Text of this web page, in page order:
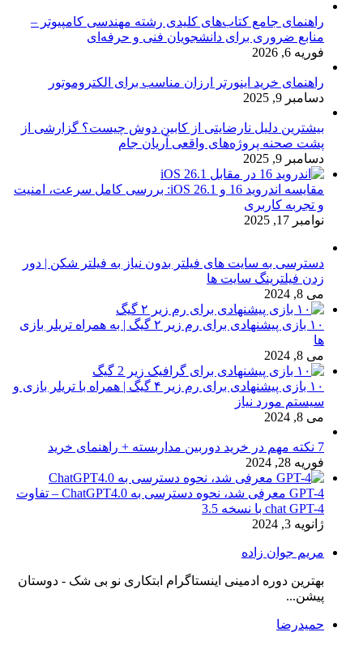
راهنمای جامع کتاب‌های کلیدی رشته مهندسی کامپیوتر –
منابع ضروری برای دانشجویان فنی و حرفه‌ای
فوریه 6, 2026
راهنمای خرید اینورتر ارزان مناسب برای الکتروموتور
دسامبر 9, 2025
بیشترین دلیل نارضایتی از کابین دوش چیست؟ گزارشی از
پشت صحنه پروژه‌های واقعی آریان جام
دسامبر 9, 2025
مقایسه اندروید 16 و iOS 26.1: بررسی کامل سرعت، امنیت
و تجربه کاربری
نوامبر 17, 2025
دسترسی به سایت های فیلتر بدون نیاز به فیلتر شکن | دور
زدن فیلترینگ سایت ها
می 8, 2024
۱۰ بازی پیشنهادی برای رم زیر ۲ گیگ | به همراه تریلر بازی
ها
می 8, 2024
۱۰ بازی پیشنهادی برای رم زیر ۴ گیگ | همراه با تریلر بازی و
سیستم مورد نیاز
می 8, 2024
7 نکته مهم در خرید دوربین مداربسته + راهنمای خرید
فوریه 28, 2024
GPT-4 معرفی شد، نحوه دسترسی به ChatGPT4.0 – تفاوت
chat GPT-4 با نسخه 3.5
ژانویه 3, 2024
مریم جوان زاده
بهترین دوره ادمینی اینستاگرام ابتکاری نو بی شک - دوستان
پیشن...
حمیدرضا